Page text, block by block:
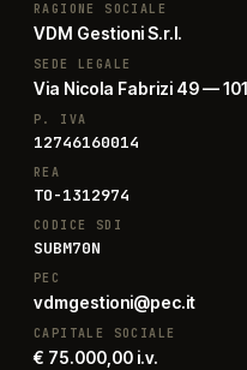
RAGIONE SOCIALE
VDM Gestioni S.r.l.
SEDE LEGALE
Via Nicola Fabrizi 49 —
P. IVA
12746160014
REA
TO-1312974
CODICE SDI
SUBM70N
PEC
vdmgestioni@pec.it
CAPITALE SOCIALE
€ 75.000,00 i.v.